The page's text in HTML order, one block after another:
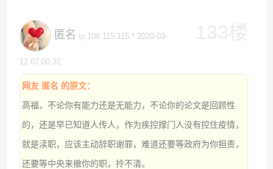
匿名 ip:106.115.115.* 2020-03-
12 07:00:31
网友 匿名 的原文：
高福，不论你有能力还是无能力，不论你的论文是回顾性
的，还是早已知道人传人，作为疾控撑门人没有控住疫情，
就是渎职，应该主动辞职谢罪，难道还要等政府为你担责，
还要等中央来撤你的职，拎不清。